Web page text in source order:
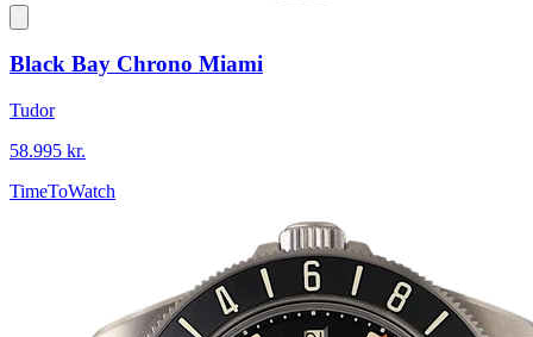
Black Bay Chrono Miami
Tudor
58.995 kr.
TimeToWatch